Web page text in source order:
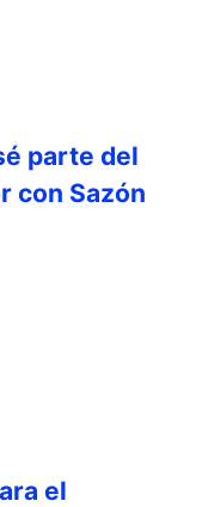
parte del
con Sazón
el